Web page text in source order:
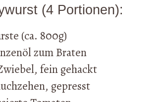
(4 Portionen):
(ca. 800g)
zum Braten
fein gehackt
gepresst